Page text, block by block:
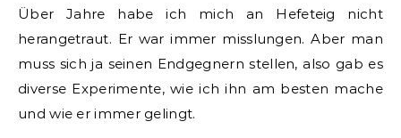
Über Jahre habe ich mich an Hefeteig nicht
herangetraut. Er war immer misslungen. Aber man
muss sich ja seinen Endgegnern stellen, also gab es
diverse Experimente, wie ich ihn am besten mache
und wie er immer gelingt.